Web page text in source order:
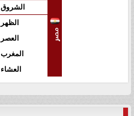
مصر
الشروق
الظهر
العصر
المغرب
العشاء